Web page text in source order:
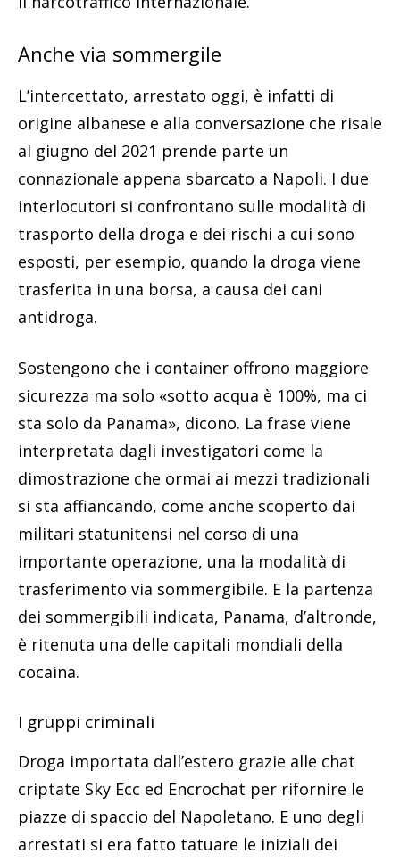
Anche via sommergile
L’intercettato, arrestato oggi, è infatti di
origine albanese e alla conversazione che risale
al giugno del 2021 prende parte un
connazionale appena sbarcato a Napoli. I due
interlocutori si confrontano sulle modalità di
trasporto della droga e dei rischi a cui sono
esposti, per esempio, quando la droga viene
trasferita in una borsa, a causa dei cani
antidroga.
Sostengono che i container offrono maggiore
sicurezza ma solo «sotto acqua è 100%, ma ci
sta solo da Panama», dicono. La frase viene
interpretata dagli investigatori come la
dimostrazione che ormai ai mezzi tradizionali
si sta affiancando, come anche scoperto dai
militari statunitensi nel corso di una
importante operazione, una la modalità di
trasferimento via sommergibile. E la partenza
dei sommergibili indicata, Panama, d’altronde,
è ritenuta una delle capitali mondiali della
cocaina.
I gruppi criminali
Droga importata dall’estero grazie alle chat
criptate Sky Ecc ed Encrochat per rifornire le
piazze di spaccio del Napoletano. E uno degli
arrestati si era fatto tatuare le iniziali dei